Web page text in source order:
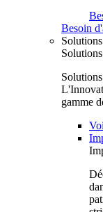
Besoin
gamme